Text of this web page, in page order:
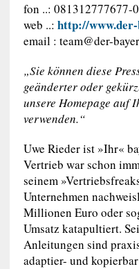
fon ..: 081312777677-0
web ..: http://
email : team@der-
„Sie können diese
geänderter oder
unsere Homepage auf
verwenden.“
Uwe Rieder ist »Ihr«
Vertrieb war schon
seinem
Unternehmen
Millionen Euro oder
Umsatz katapultiert.
Anleitungen sind
adaptier- und